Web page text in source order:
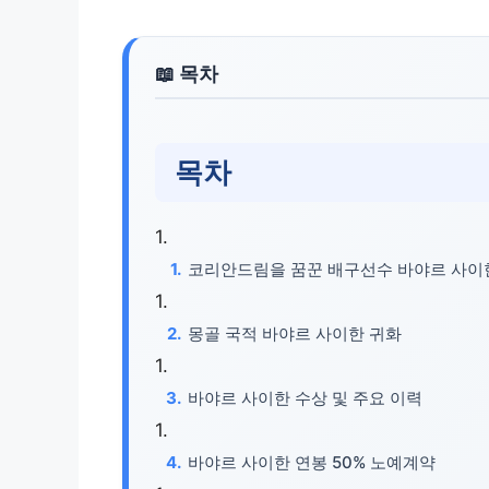
목차
코리안드림을 꿈꾼 배구선수 바야르 사이
몽골 국적 바야르 사이한 귀화
바야르 사이한 수상 및 주요 이력
바야르 사이한 연봉 50% 노예계약